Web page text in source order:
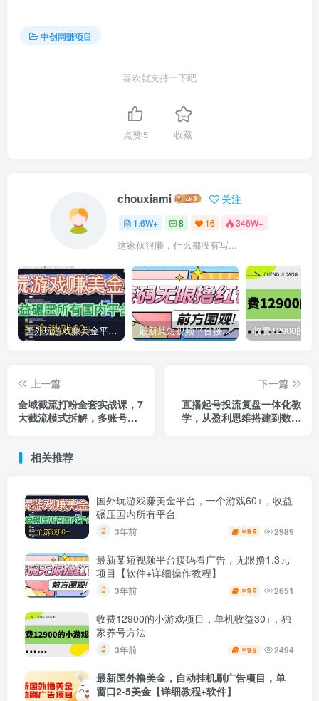
中创网赚项目
喜欢就支持一下吧
点赞5 收藏
chouxiami 关注
1.6W+ 8 16 346W+
这家伙很懒，什么都没有写...
国外玩游戏赚美金平台，一个游戏60+，收益碾压国内所有平台 最新某短视频平台接码看广告，无限撸1.3元项目【软件+详细操作教程】
上一篇
全域截流打粉全套实战课，7
大截流模式拆解，多账号养
下一篇
直播起号投流复盘一体化教
学，从盈利思维搭建到数据
相关推荐
国外玩游戏赚美金平台，一个游戏60+，收益
碾压国内所有平台
3年前 ￥9.9 2989
最新某短视频平台接码看广告，无限撸1.3元
项目【软件+详细操作教程】
3年前 ￥9.9 2651
收费12900的小游戏项目，单机收益30+，独
家养号方法
3年前 ￥9.9 2494
最新国外撸美金，自动挂机刷广告项目，单
窗口2-5美金【详细教程+软件】